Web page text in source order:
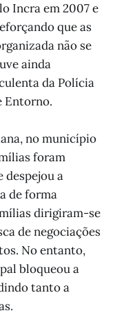
Incra em 2007 e
que as
não se
ainda
da Polícia
Entorno.
no município
foram
despejou a
de forma
dirigiram-se
de negociações
No entanto,
bloqueou a
tanto a